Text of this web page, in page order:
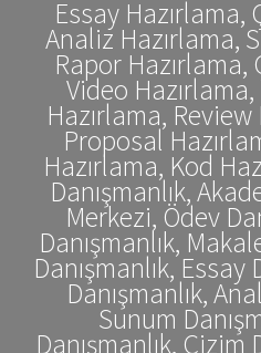
Essay Hazırlama,
Analiz Hazırlama,
Rapor Hazırlama,
Video
Hazırlama,
Proposal
Hazırlama, Kod
Danışmanlık,
Merkezi, Ödev
Danışmanlık,
Danışmanlık, Essay
Danışmanlık,
Sunum
Danışmanlık, Çizim